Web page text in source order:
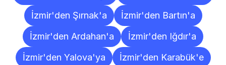
İzmir'den Şırnak'a
İzmir'den Bartın'a
İzmir'den Ardahan'a
İzmir'den Iğdır'a
İzmir'den Yalova'ya
İzmir'den Karabük'e